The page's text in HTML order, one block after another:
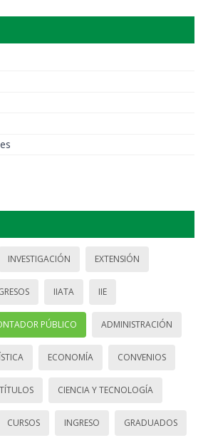
INVESTIGACIÓN EXTENSIÓN
IIATA IIE
PÚBLICO ADMINISTRACIÓN
ECONOMÍA CONVENIOS
CIENCIA Y TECNOLOGÍA
CURSOS INGRESO GRADUADOS